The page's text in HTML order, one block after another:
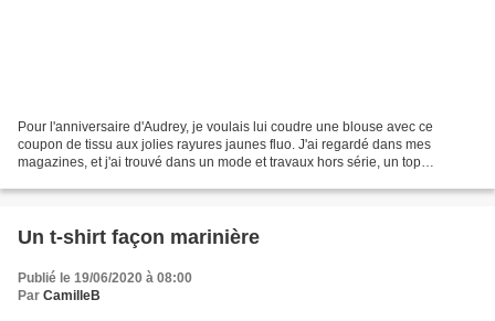
Pour l'anniversaire d'Audrey, je voulais lui coudre une blouse avec ce
coupon de tissu aux jolies rayures jaunes fluo. J'ai regardé dans mes
magazines, et j'ai trouvé dans un mode et travaux hors série, un top
Un t-shirt façon marinière
Publié le 19/06/2020 à 08:00
Par CamilleB